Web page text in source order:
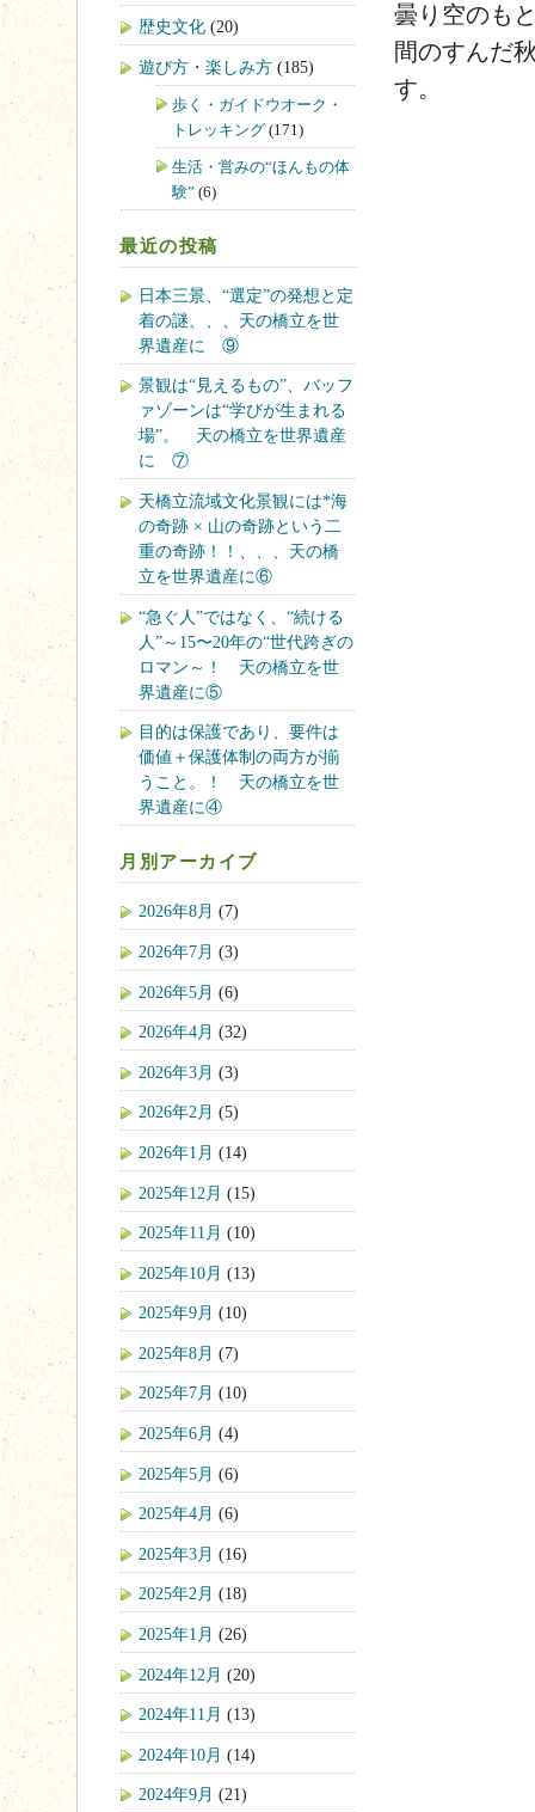
曇り空のも
間のすんだ
す。
歴史文化 (20)
遊び方・楽しみ方 (185)
歩く・ガイドウオーク・
トレッキング (171)
生活・営みの“ほんもの体
験” (6)
最近の投稿
日本三景、“選定”の発想と定
着の謎、、、天の橋立を世
界遺産に ⑨
景観は“見えるもの”、バッフ
ァゾーンは“学びが生まれる
場”。 天の橋立を世界遺産
に ⑦
天橋立流域文化景観には*海
の奇跡 × 山の奇跡という二
重の奇跡！！、、、天の橋
立を世界遺産に⑥
“急ぐ人”ではなく、“続ける
人”～15〜20年の“世代跨ぎの
ロマン～！ 天の橋立を世
界遺産に⑤
目的は保護であり、要件は
価値＋保護体制の両方が揃
うこと。！ 天の橋立を世
界遺産に④
月別アーカイブ
2026年8月 (7)
2026年7月 (3)
2026年5月 (6)
2026年4月 (32)
2026年3月 (3)
2026年2月 (5)
2026年1月 (14)
2025年12月 (15)
2025年11月 (10)
2025年10月 (13)
2025年9月 (10)
2025年8月 (7)
2025年7月 (10)
2025年6月 (4)
2025年5月 (6)
2025年4月 (6)
2025年3月 (16)
2025年2月 (18)
2025年1月 (26)
2024年12月 (20)
2024年11月 (13)
2024年10月 (14)
2024年9月 (21)